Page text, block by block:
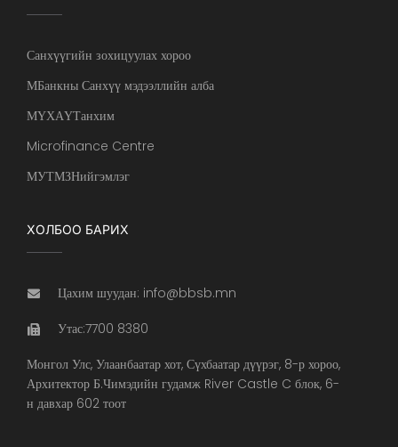
Санхүүгийн зохицуулах хороо
МБанкны Санхүү мэдээллийн алба
МҮХАҮТанхим
Microfinance Centre
МУТМЗНийгэмлэг
ХОЛБОО БАРИХ
Цахим шуудан: info@bbsb.mn
Утас:7700 8380
Монгол Улс, Улаанбаатар хот, Сүхбаатар дүүрэг, 8-р хороо,
Архитектор Б.Чимэдийн гудамж River Castle C блок, 6-
н давхар 602 тоот